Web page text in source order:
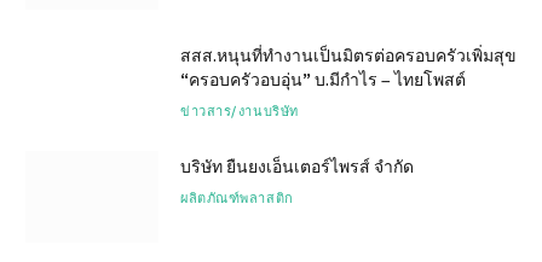
สสส.หนุนที่ทำงานเป็นมิตรต่อครอบครัวเพิ่มสุข
“ครอบครัวอบอุ่น” บ.มีกำไร – ไทยโพสต์
ข่าวสาร/งานบริษัท
บริษัท ยืนยงเอ็นเตอร์ไพรส์ จำกัด
ผลิตภัณฑ์พลาสติก